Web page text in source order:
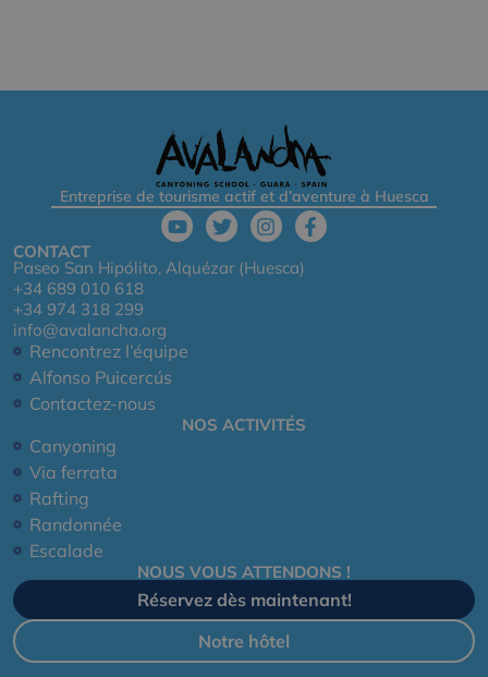
Entreprise de tourisme actif et d’aventure à Huesca
CONTACT
Paseo San Hipólito, Alquézar (Huesca)
+34 689 010 618
+34 974 318 299
info@avalancha.org
Rencontrez l’équipe
Alfonso Puicercús
Contactez-nous
NOS ACTIVITÉS
Canyoning
Via ferrata
Rafting
Randonnée
Escalade
NOUS VOUS ATTENDONS !
Réservez dès maintenant!
Notre hôtel